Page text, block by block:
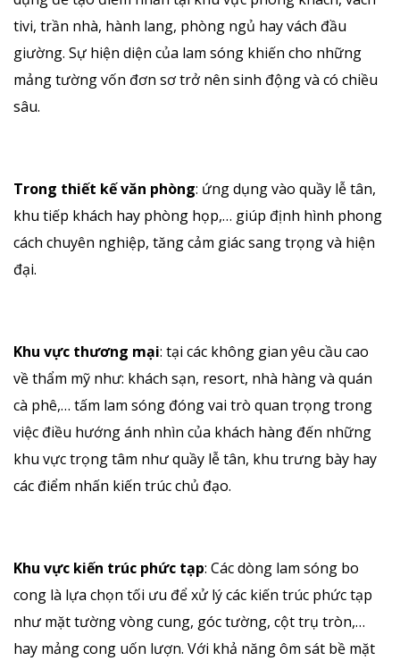
tivi, trần nhà, hành lang, phòng ngủ hay vách đầu
giường. Sự hiện diện của lam sóng khiến cho những
mảng tường vốn đơn sơ trở nên sinh động và có chiều
sâu.
Trong thiết kế văn phòng: ứng dụng vào quầy lễ tân,
khu tiếp khách hay phòng họp,… giúp định hình phong
cách chuyên nghiệp, tăng cảm giác sang trọng và hiện
đại.
Khu vực thương mại: tại các không gian yêu cầu cao
về thẩm mỹ như: khách sạn, resort, nhà hàng và quán
cà phê,… tấm lam sóng đóng vai trò quan trọng trong
việc điều hướng ánh nhìn của khách hàng đến những
khu vực trọng tâm như quầy lễ tân, khu trưng bày hay
các điểm nhấn kiến trúc chủ đạo.
Khu vực kiến trúc phức tạp: Các dòng lam sóng bo
cong là lựa chọn tối ưu để xử lý các kiến trúc phức tạp
như mặt tường vòng cung, góc tường, cột trụ tròn,…
hay mảng cong uốn lượn. Với khả năng ôm sát bề mặt